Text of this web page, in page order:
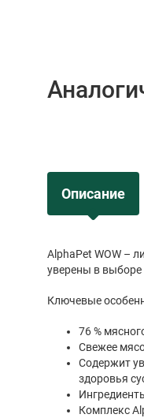
Описание
AlphaPet WOW –
уверены в выборе
Ключевые
76 %
Свежее
Содержит
здоровья
Комплекс